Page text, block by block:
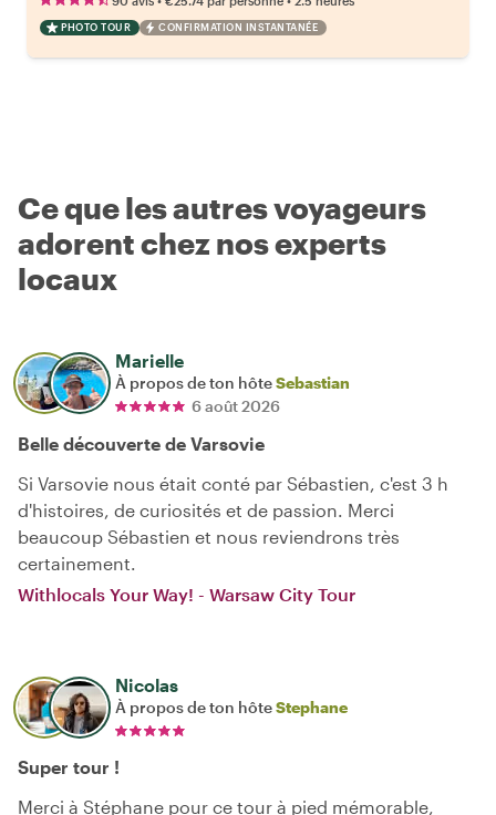
PHOTO TOUR CONFIRMATION INSTANTANÉE
Ce que les autres voyageurs
adorent chez nos experts
locaux
Marielle
À propos de ton hôteSebastian
6 août 2026
Belle découverte de Varsovie
Si Varsovie nous était conté par Sébastien, c'est 3 h
d'histoires, de curiosités et de passion. Merci
beaucoup Sébastien et nous reviendrons très
certainement.
Withlocals Your Way! - Warsaw City Tour
Nicolas
À propos de ton hôteStephane
Super tour !
Merci à Stéphane pour ce tour à pied mémorable,